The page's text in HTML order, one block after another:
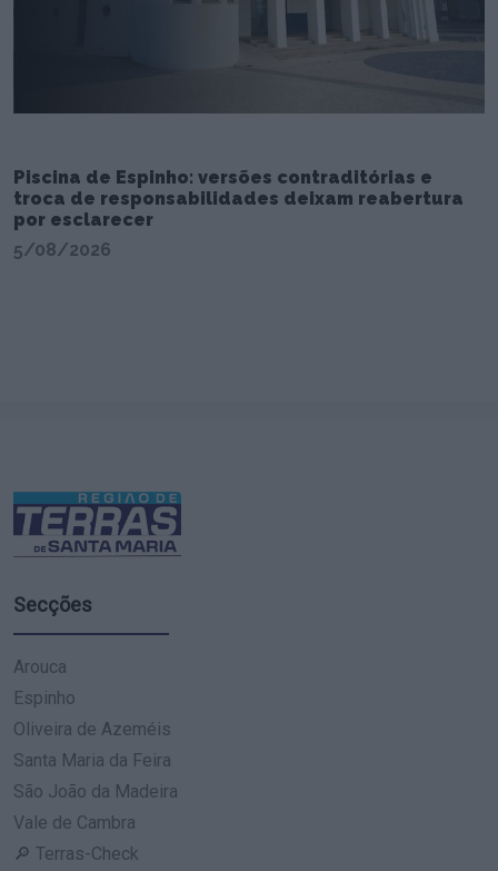
Piscina de Espinho: versões contraditórias e
troca de responsabilidades deixam reabertura
por esclarecer
5/08/2026
Secções
Arouca
Espinho
Oliveira de Azeméis
Santa Maria da Feira
São João da Madeira
Vale de Cambra
🔎 Terras-Check